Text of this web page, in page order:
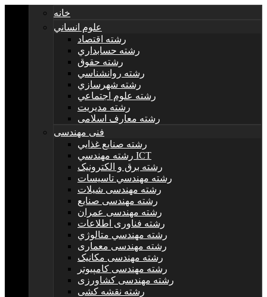
خانه
علوم انساني
رشته اقتصاد
رشته حسابداري
رشته حقوق
رشته روانشناسي
رشته شهرسازي
رشته علوم اجتماعي
رشته مديريت
رشته معارف اسلامی
فنی مهندسی
رشته صنايع غذايي
رشته مهندسي ICT
رشته برق و الکترونيک
رشته مهندسي تاسيسات
رشته مهندسی شیلات
رشته مهندسی صنایع
رشته مهندسی عمران
رشته فناوری اطلاعات
رشته مهندسي متالوژي
رشته مهندسی معماری
رشته مهندسی مکانیک
رشته مهندسی کامپیوتر
رشته مهندسی کشاورزی
رشته نقشه کشی